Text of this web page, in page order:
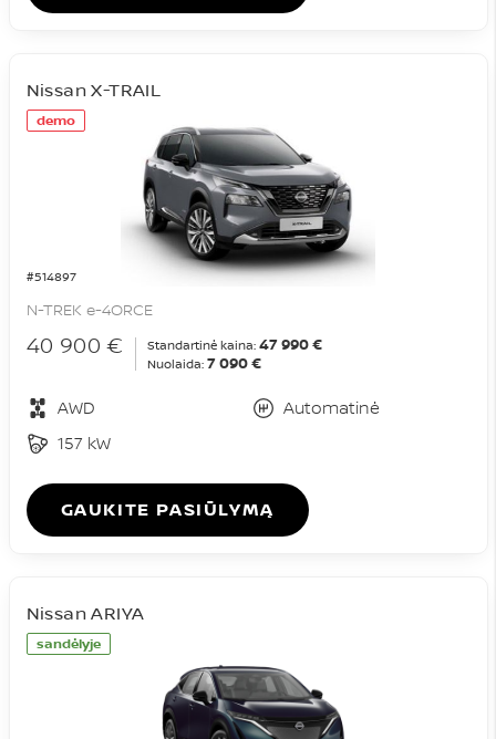
demo
#514897
Nissan X-TRAIL
N-TREK e-4ORCE
40 900 € Standartinė kaina: 47 990 €
Nuolaida: 7 090 €
AWD
Automatinė
157 kW
GAUKITE PASIŪLYMĄ
sandėlyje
Nissan ARIYA